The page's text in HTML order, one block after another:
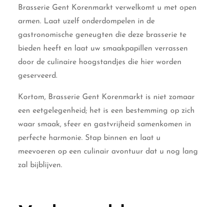
Brasserie Gent Korenmarkt verwelkomt u met open
armen. Laat uzelf onderdompelen in de
gastronomische geneugten die deze brasserie te
bieden heeft en laat uw smaakpapillen verrassen
door de culinaire hoogstandjes die hier worden
geserveerd.
Kortom, Brasserie Gent Korenmarkt is niet zomaar
een eetgelegenheid; het is een bestemming op zich
waar smaak, sfeer en gastvrijheid samenkomen in
perfecte harmonie. Stap binnen en laat u
meevoeren op een culinair avontuur dat u nog lang
zal bijblijven.